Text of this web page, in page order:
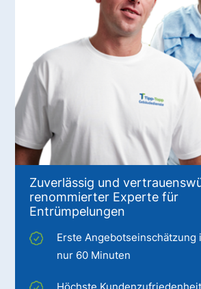
Zuverlässig und
renommierter Experte für
Entrümpelungen
Erste Angebotseinschätzung
nur 60 Minuten